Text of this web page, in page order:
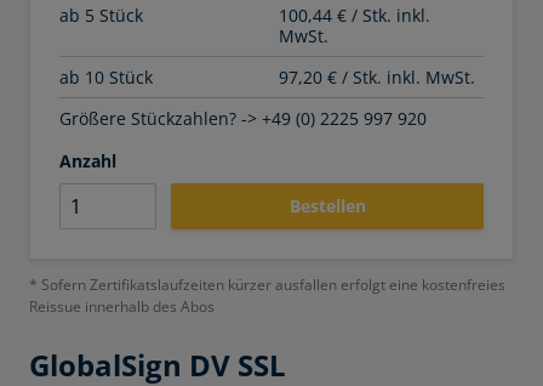
GlobalSign DV SSL
ab 5 Stück
100,44 € / Stk. inkl.
MwSt.
ab 10 Stück
97,20 € / Stk. inkl. MwSt.
Größere Stückzahlen? -> +49 (0) 2225 997 920
Anzahl
Bestellen
* Sofern Zertifikatslaufzeiten kürzer ausfallen erfolgt eine kostenfreies
Reissue innerhalb des Abos